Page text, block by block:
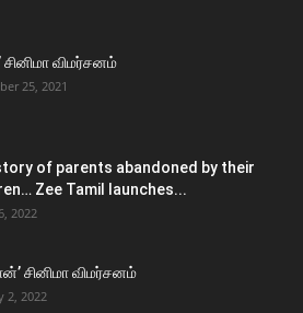
சினிமா விமர்சனம்
25, 2021
of parents abandoned by their
Zee Tamil launches...
2022
சினிமா விமர்சனம்
2, 2022